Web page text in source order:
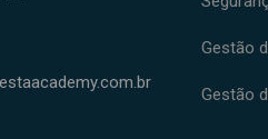
Gestão
Gestão